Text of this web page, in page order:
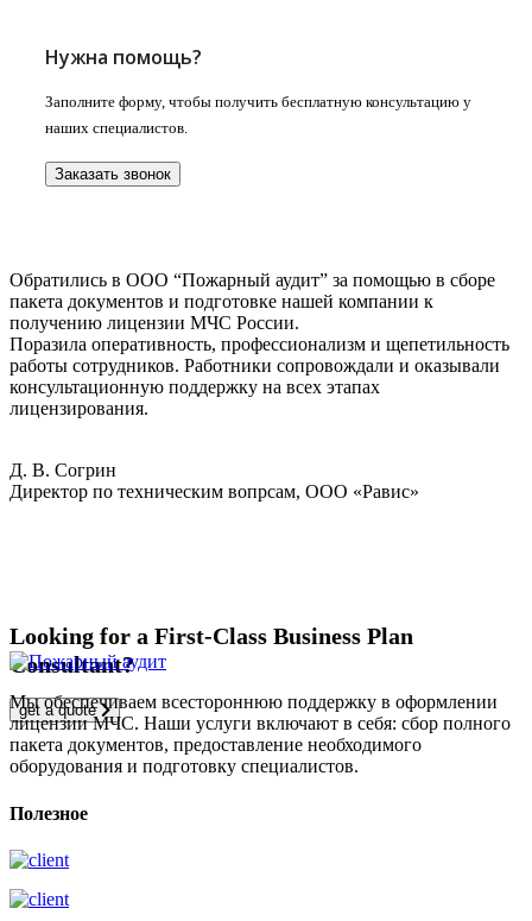
Нужна помощь?
Заполните форму, чтобы получить бесплатную консультацию у
наших специалистов.
Заказать звонок
Обратились в ООО “Пожарный аудит” за помощью в сборе
пакета документов и подготовке нашей компании к
получению лицензии МЧС России.
Поразила оперативность, профессионализм и щепетильность
работы сотрудников. Работники сопровождали и оказывали
консультационную поддержку на всех этапах
лицензирования.
Д. В. Согрин
Директор по техническим вопрсам, ООО «Равис»
Looking for a First-Class Business Plan
Consultant?
get a quote
Мы обеспечиваем всестороннюю поддержку в оформлении
лицензии МЧС. Наши услуги включают в себя: сбор полного
пакета документов, предоставление необходимого
оборудования и подготовку специалистов.
Полезное